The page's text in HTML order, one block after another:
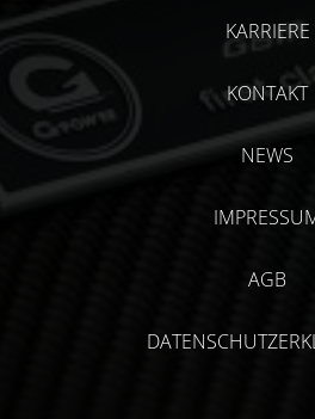
KARRIERE
KONTAKT
NEWS
AGB